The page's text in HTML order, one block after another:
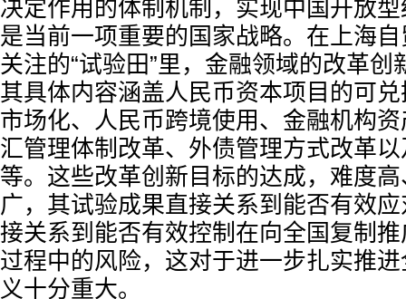
决定作用的体制机制，实现中国开放
是当前一项重要的国家战略。在上海
关注的“试验田”里，金融领域的改革创
其具体内容涵盖人民币资本项目的可
市场化、人民币跨境使用、金融机构
汇管理体制改革、外债管理方式改革
等。这些改革创新目标的达成，难度
广，其试验成果直接关系到能否有效
接关系到能否有效控制在向全国复制
过程中的风险，这对于进一步扎实推
义十分重大。